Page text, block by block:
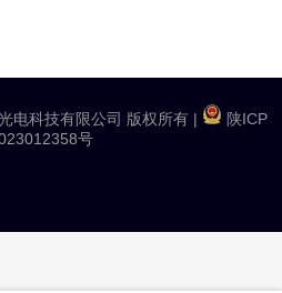
电科技有限公司 版权所有|
陕ICP
号